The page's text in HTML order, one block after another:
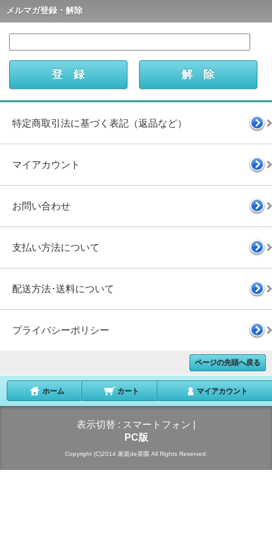
メルマガ登録・解除
特定商取引法に基づく表記（返品など）
マイアカウント
お問い合わせ
支払い方法について
配送方法･送料について
プライバシーポリシー
ページの先頭へ戻る
ホーム カート マイアカウント
表示切替 : スマートフォン
PC版
Copyright (C)2014 家庭de菜園 All Rights Reserved.